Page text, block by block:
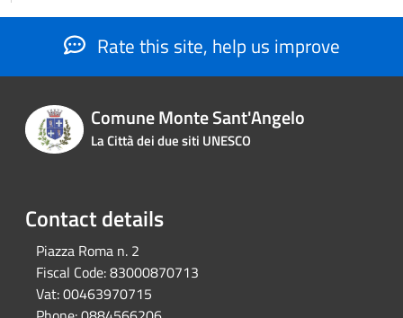
Rate this site, help us improve
Comune Monte Sant'Angelo
La Città dei due siti UNESCO
Contact details
Piazza Roma n. 2
Fiscal Code:83000870713
Vat:00463970715